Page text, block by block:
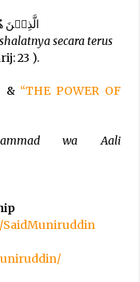
الَّذِيۡنَ
secara terus
23 ).
& “THE POWER OF
wa Aali
SaidMuniruddin